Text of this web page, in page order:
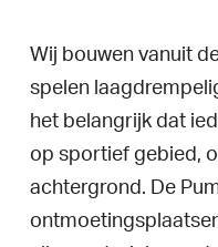
Wij bouwen vanuit
spelen
het belangrijk dat
op sportief gebied,
achtergrond. De